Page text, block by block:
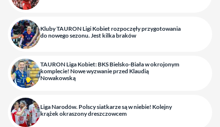
Kluby TAURON Ligi Kobiet rozpoczęły przygotowania
do nowego sezonu. Jest kilka braków
TAURON Liga Kobiet: BKS Bielsko-Biała w okrojonym
komplecie! Nowe wyzwanie przed Klaudią
Nowakowską
Liga Narodów. Polscy siatkarze są w niebie! Kolejny
krążek okraszony dreszczowcem